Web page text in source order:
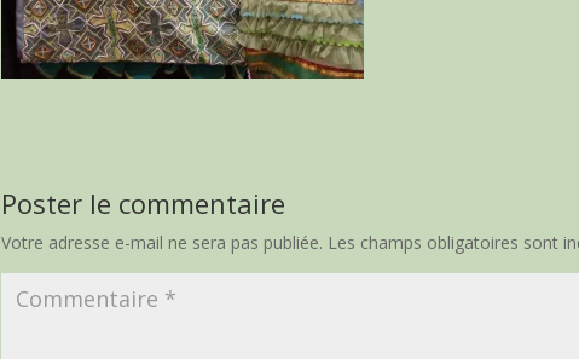
Poster le commentaire
Votre adresse e-mail ne sera pas publiée. Les champs obligatoires sont